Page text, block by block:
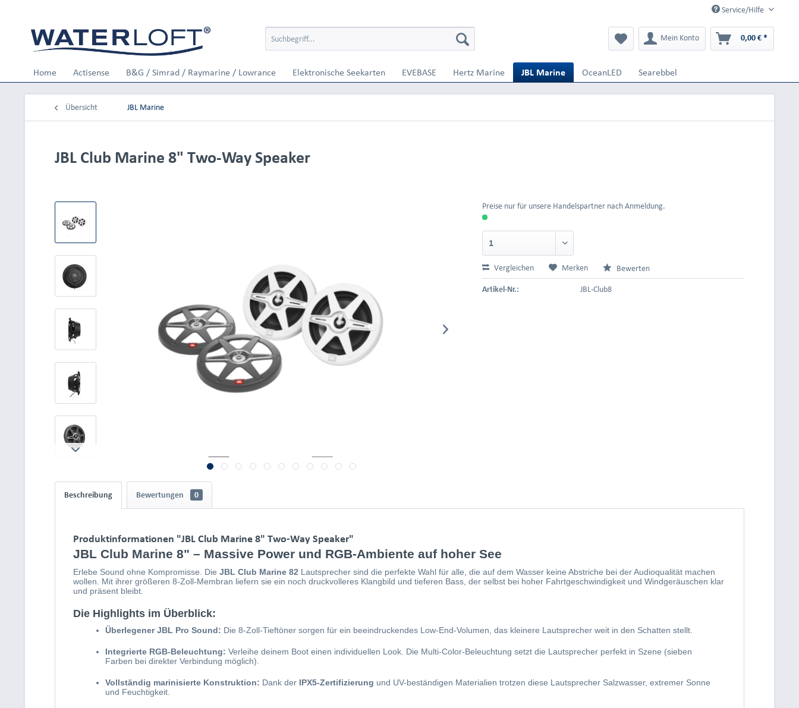
Service/Hilfe
Mein Konto 0,00 € *
Home Actisense B&G / Simrad / Raymarine / Lowrance Elektronische Seekarten EVEBASE Hertz Marine JBL Marine OceanLED Searebbel
Übersicht JBL Marine
JBL Club Marine 8" Two-Way Speaker
Preise nur für unsere Handelspartner nach Anmeldung.
Vergleichen Merken Bewerten
Artikel-Nr.: JBL-Club8
Beschreibung Bewertungen 0
Produktinformationen "JBL Club Marine 8" Two-Way Speaker"
JBL Club Marine 8" – Massive Power und RGB-Ambiente auf hoher See
Erlebe Sound ohne Kompromisse. Die JBL Club Marine 82 Lautsprecher sind die perfekte Wahl für alle, die auf dem Wasser keine Abstriche bei der Audioqualität machen
wollen. Mit ihrer größeren 8-Zoll-Membran liefern sie ein noch druckvolleres Klangbild und tieferen Bass, der selbst bei hoher Fahrtgeschwindigkeit und Windgeräuschen klar
und präsent bleibt.
Die Highlights im Überblick:
Überlegener JBL Pro Sound: Die 8-Zoll-Tieftöner sorgen für ein beeindruckendes Low-End-Volumen, das kleinere Lautsprecher weit in den Schatten stellt.
Integrierte RGB-Beleuchtung: Verleihe deinem Boot einen individuellen Look. Die Multi-Color-Beleuchtung setzt die Lautsprecher perfekt in Szene (sieben
Farben bei direkter Verbindung möglich).
Vollständig marinisierte Konstruktion: Dank der IPX5-Zertifizierung und UV-beständigen Materialien trotzen diese Lautsprecher Salzwasser, extremer Sonne
und Feuchtigkeit.